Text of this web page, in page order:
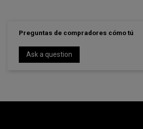
Preguntas de compradores cómo tú
Ask a question